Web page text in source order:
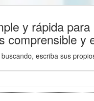
y rápida
comprensible y
escriba sus